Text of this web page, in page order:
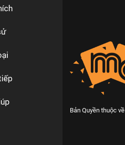
Bản Quyền thuộc về